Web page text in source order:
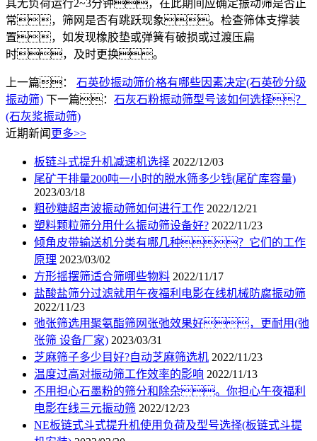
其无负荷运行2~3分钟，在此期间应确定振动筛是否正
常，筛网是否有跳跃现象。检查筛体支撑装
置，如发现橡胶垫或弹簧有破损或过渡压扁
时，及时更换。
上一篇： 石英砂振动筛价格有哪些因素决定(石英砂分级
振动筛) 下一篇： 石灰石粉振动筛型号该如何选择？
(石灰浆振动筛)
近期新闻 更多>>
板链斗式提升机减速机选择 2022/12/03
尾矿干排量200吨一小时的脱水筛多少钱(尾矿库容量)
2023/03/18
粗砂糖超声波振动筛如何进行工作 2022/12/21
塑料颗粒筛分用什么振动筛设备好? 2022/11/23
倾角皮带输送机分类有哪几种？它们的工作
原理 2023/03/02
方形摇摆筛适合筛哪些物料 2022/11/17
盐酸盐筛分过滤就用午夜福利电影在线机械防腐振动筛
2022/11/23
弛张筛选用聚氨酯筛网张弛效果好，更耐用(弛
张筛 设备厂家) 2023/03/31
芝麻筛子多少目好?自动芝麻筛选机 2022/11/23
温度过高对振动筛工作效率的影响 2022/11/13
不用担心石墨粉的筛分和除杂。你担心午夜福利
电影在线三元振动筛 2022/12/23
NE板链式斗式提升机使用负荷及型号选择(板链式斗提